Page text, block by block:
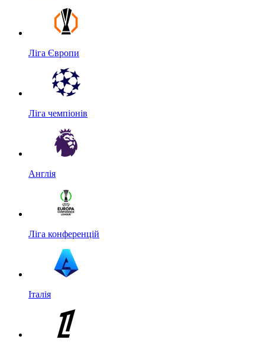
Ліга Європи
Ліга чемпіонів
Англія
Ліга конференцій
Італія